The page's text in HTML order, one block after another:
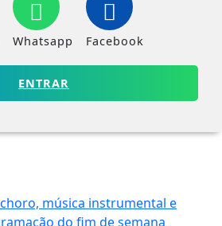
Whatsapp Facebook
ENTRAR